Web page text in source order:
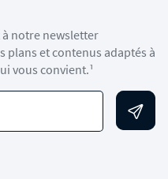
à notre newsletter
plans et contenus adaptés à
vous convient.¹